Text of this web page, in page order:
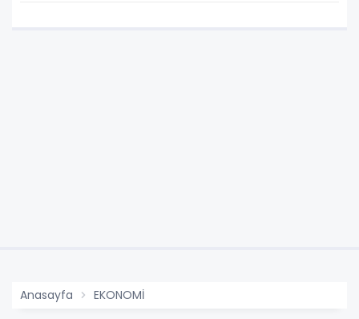
Anasayfa EKONOMİ